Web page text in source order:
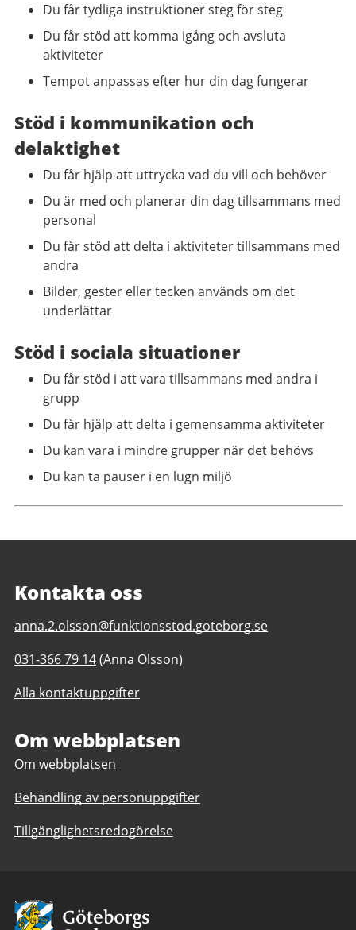
Du får tydliga instruktioner steg för steg
Du får stöd att komma igång och avsluta
aktiviteter
Tempot anpassas efter hur din dag fungerar
Stöd i kommunikation och
delaktighet
Du får hjälp att uttrycka vad du vill och behöver
Du är med och planerar din dag tillsammans med
personal
Du får stöd att delta i aktiviteter tillsammans med
andra
Bilder, gester eller tecken används om det
underlättar
Stöd i sociala situationer
Du får stöd i att vara tillsammans med andra i
grupp
Du får hjälp att delta i gemensamma aktiviteter
Du kan vara i mindre grupper när det behövs
Du kan ta pauser i en lugn miljö
Kontakta oss
E-
till
Hjärnteamet
daglig
Göteborgs
Stad
anna.2.olsson@funktionsstod.goteborg.se
Telefonnummer
Hjärnteamet
verksamhet
Göteborgs
Stad
031-366 79 14(Anna Olsson)
Alla kontaktuppgifter
Om webbplatsen
Om webbplatsen
Behandling av personuppgifter
Tillgänglighetsredogörelse
Avsändare: